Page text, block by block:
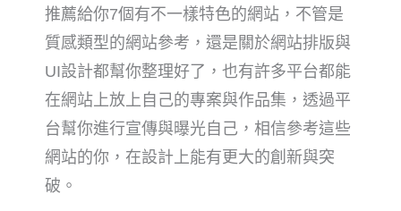
推薦給你7個有不一樣特色的網站，不管是
質感類型的網站參考，還是關於網站排版與
UI設計都幫你整理好了，也有許多平台都能
在網站上放上自己的專案與作品集，透過平
台幫你進行宣傳與曝光自己，相信參考這些
網站的你，在設計上能有更大的創新與突
破。